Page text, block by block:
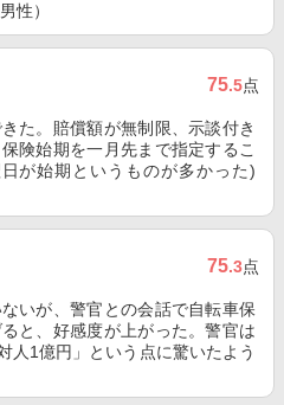
性）
75.5点
た。賠償額が無制限、示談付き
険始期を一月先まで指定するこ
が始期というものが多かった)
75.3点
いが、警官との会話で自転車保
と、好感度が上がった。警官は
人1億円」という点に驚いたよう